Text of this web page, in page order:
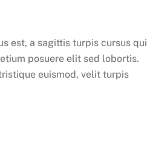
est, a sagittis turpis cursus
posuere elit sed lobortis.
euismod, velit turpis